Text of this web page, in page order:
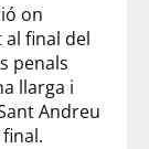
on
final del
penals
llarga i
Andreu